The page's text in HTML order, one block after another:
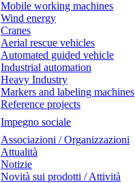
Mobile working machines
Wind energy
Cranes
Aerial rescue vehicles
Automated guided vehicle
Industrial automation
Heavy Industry
Markers and labeling machines
Reference projects
Impegno sociale
Associazioni / Organizzazioni
Attualità
Notizie
Novità sui prodotti / Attività